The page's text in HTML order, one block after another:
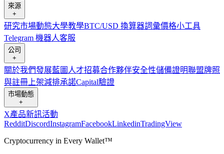
來源
+
研究市場動態大學教學BTC/USD 換算器詞彙價格小工具
Telegram 機器人客服
公司
+
關於我們發展藍圖 人才招募合作夥伴安全性儲備證明聯盟牌照
與註冊 上架減排承諾Capital驗證
市場動態
+
X產品新訊活動
RedditDiscordInstagramFacebookLinkedinTradingView
Cryptocurrency in Every Wallet™